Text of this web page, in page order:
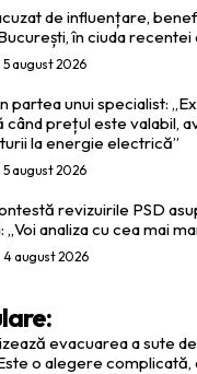
de influențare,
în ciuda recentei
5 august 2026
partea unui specialist:
când prețul este valabil,
la energie electrică”
5 august 2026
revizuirile PSD
analiza cu cea mai
4 august 2026
evacuarea a sute
o alegere complicată,